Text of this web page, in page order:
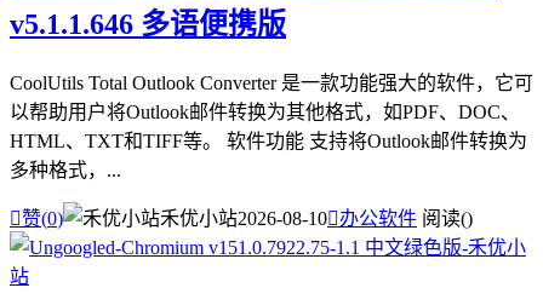
v5.1.1.646 多语便携版
CoolUtils Total Outlook Converter 是一款功能强大的软件，它可
以帮助用户将Outlook邮件转换为其他格式，如PDF、DOC、
HTML、TXT和TIFF等。 软件功能 支持将Outlook邮件转换为
多种格式，...
赞(0) 禾优小站2026-08-10办公软件 阅读()